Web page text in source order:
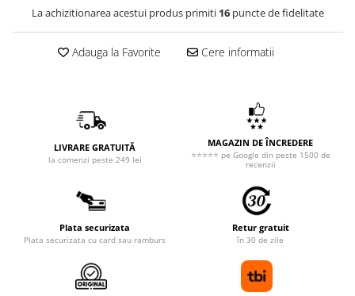
La achizitionarea acestui produs primiti 16puncte de fidelitate
Adauga la Favorite Cere informatii
LIVRARE GRATUITĂ
la comenzi peste 249 lei
MAGAZIN DE ÎNCREDERE
⭐⭐⭐⭐⭐ pe Google din peste 1500 de
recenzii
Plata securizata
Plata securizata cu card sau ramburs
Retur gratuit
în 30 de zile